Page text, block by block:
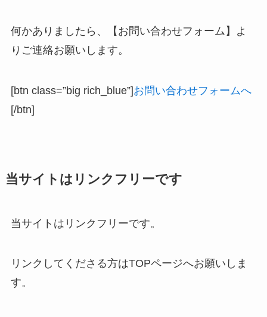
何かありましたら、【お問い合わせフォーム】よ
りご連絡お願いします。
[btn class=”big rich_blue”]お問い合わせフォームへ
[/btn]
当サイトはリンクフリーです
当サイトはリンクフリーです。
リンクしてくださる方はTOPページへお願いしま
す。